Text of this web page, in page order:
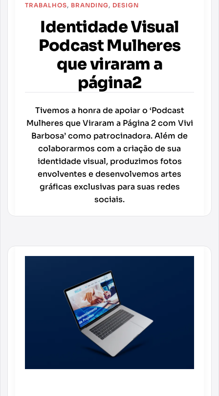
TRABALHOS, BRANDING, DESIGN
Identidade Visual
Podcast Mulheres
que viraram a
página2
Tivemos a honra de apoiar o ‘Podcast
Mulheres que Viraram a Página 2 com Vivi
Barbosa’ como patrocinadora. Além de
colaborarmos com a criação de sua
identidade visual, produzimos fotos
envolventes e desenvolvemos artes
gráficas exclusivas para suas redes
sociais.